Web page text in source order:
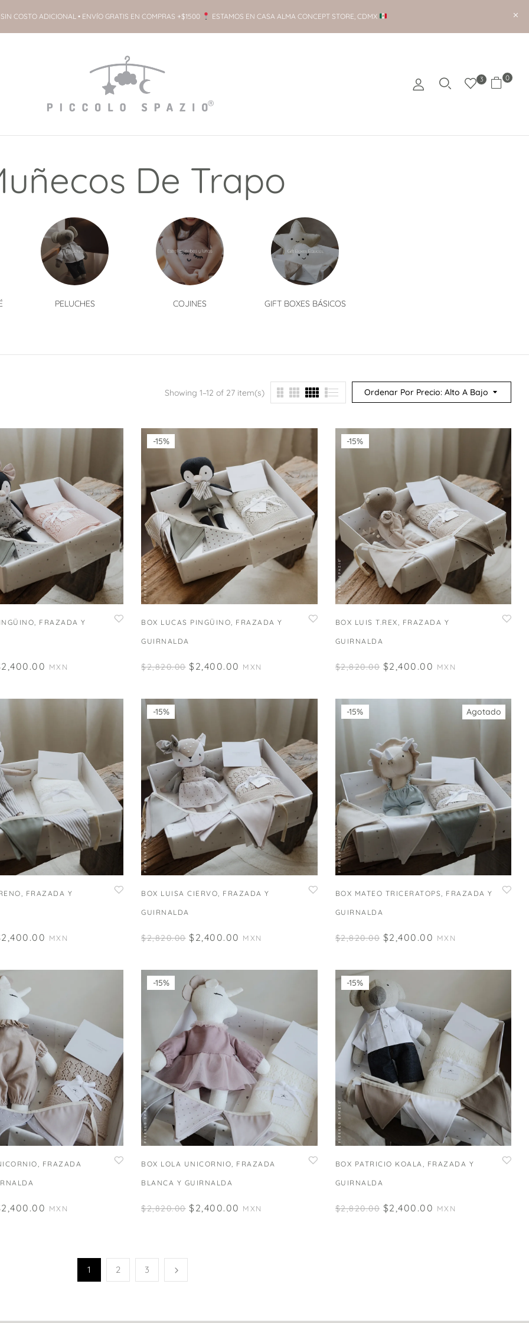
COSTO ADICIONAL • ENVÍO GRATIS EN COMPRAS +$1500 ESTAMOS EN CASA ALMA CONCEPT STORE, CDMX
3 0
De Trapo
PELUCHES COJINES GIFT BOXES BÁSICOS
Ordenar Por Precio: Alto A Bajo
Showing 1–12 of 27 item(s)
FRAZADA Y
2,400.00 MXN
-15%
BOX LUCAS PINGÜINO, FRAZADA Y
GUIRNALDA
$2,820.00 $2,400.00 MXN
-15%
BOX LUIS T.REX, FRAZADA Y
GUIRNALDA
$2,820.00 $2,400.00 MXN
FRAZADA Y
2,400.00 MXN
-15%
BOX LUISA CIERVO, FRAZADA Y
GUIRNALDA
$2,820.00 $2,400.00 MXN
-15% Agotado
BOX MATEO TRICERATOPS, FRAZADA Y
GUIRNALDA
$2,820.00 $2,400.00 MXN
FRAZADA
2,400.00 MXN
-15%
BOX LOLA UNICORNIO, FRAZADA
BLANCA Y GUIRNALDA
$2,820.00 $2,400.00 MXN
-15%
BOX PATRICIO KOALA, FRAZADA Y
GUIRNALDA
$2,820.00 $2,400.00 MXN
1 2 3